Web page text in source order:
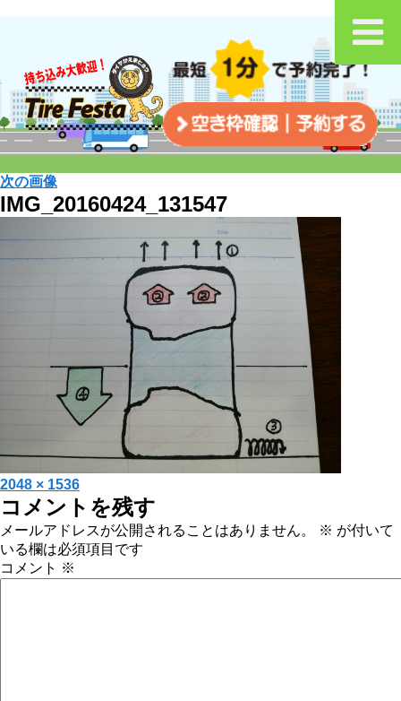
次の画像
IMG_20160424_131547
投
稿
日:
フ
ル
サ
イ
ズ
2048 × 1536
コメントを残す
メールアドレスが公開されることはありません。 ※ が付いて
いる欄は必須項目です
コメント ※